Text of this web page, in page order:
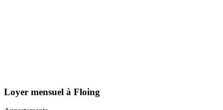
Loyer mensuel à Floing